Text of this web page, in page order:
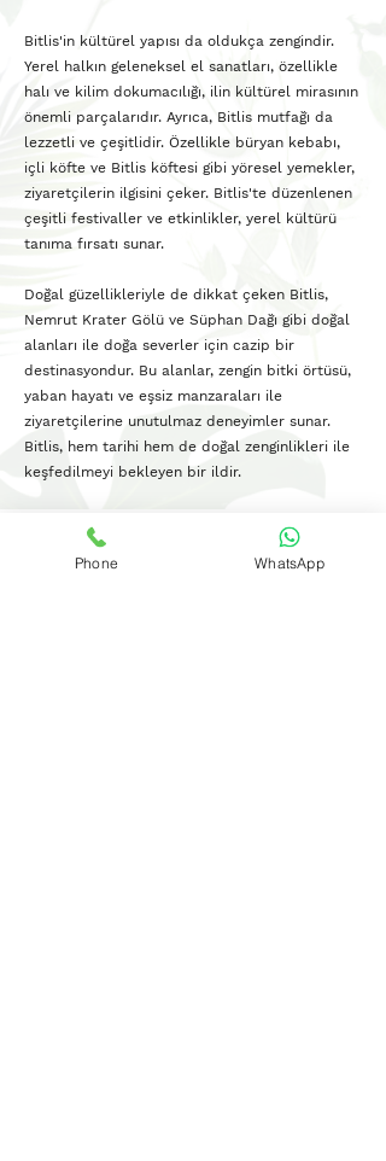
Bitlis'in kültürel yapısı da oldukça zengindir.
Yerel halkın geleneksel el sanatları, özellikle
halı ve kilim dokumacılığı, ilin kültürel mirasının
önemli parçalarıdır. Ayrıca, Bitlis mutfağı da
lezzetli ve çeşitlidir. Özellikle büryan kebabı,
içli köfte ve Bitlis köftesi gibi yöresel yemekler,
ziyaretçilerin ilgisini çeker. Bitlis'te düzenlenen
çeşitli festivaller ve etkinlikler, yerel kültürü
tanıma fırsatı sunar.
Doğal güzellikleriyle de dikkat çeken Bitlis,
Nemrut Krater Gölü ve Süphan Dağı gibi doğal
alanları ile doğa severler için cazip bir
destinasyondur. Bu alanlar, zengin bitki örtüsü,
yaban hayatı ve eşsiz manzaraları ile
ziyaretçilerine unutulmaz deneyimler sunar.
Bitlis, hem tarihi hem de doğal zenginlikleri ile
keşfedilmeyi bekleyen bir ildir.
Diode Lazer & IPL Lazer
Phone WhatsApp